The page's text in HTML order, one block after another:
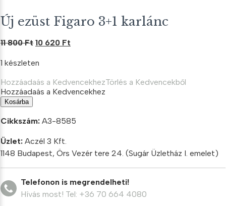
Új ezüst Figaro 3+1 karlánc
11 800Ft Original
was:
11
800 Ft.
10 620 Ft
620 Ft.
1 készleten
Hozzáadaás a KedvencekhezTörlés a Kedvencekből
Hozzáadaás a Kedvencekhez
Új
ezüst
Figaro
karlánc
mennyiség
Kosárba
Cikkszám: A3-8585
Üzlet: Aczél 3 Kft.
1148 Budapest, Örs Vezér tere 24. (Sugár Üzletház I. emelet)
Telefonon is megrendelheti!
Hívás most! Tel: +36 70 664 4080